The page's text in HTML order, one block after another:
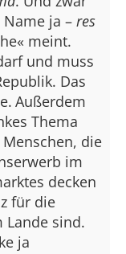
ja – res
meint.
und muss
Das
Außerdem
Thema
die
im
decken
für die
Lande sind.
ja